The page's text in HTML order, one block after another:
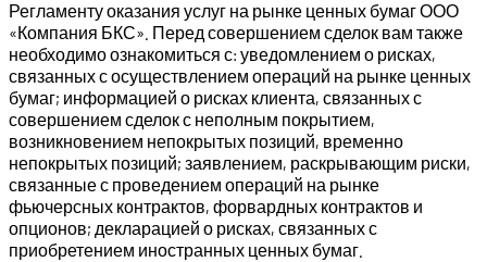
Регламенту оказания услуг на рынке ценных бумаг ООО
«Компания БКС». Перед совершением сделок вам также
необходимо ознакомиться с: уведомлением о рисках,
связанных с осуществлением операций на рынке ценных
бумаг; информацией о рисках клиента, связанных с
совершением сделок с неполным покрытием,
возникновением непокрытых позиций, временно
непокрытых позиций; заявлением, раскрывающим риски,
связанные с проведением операций на рынке
фьючерсных контрактов, форвардных контрактов и
опционов; декларацией о рисках, связанных с
приобретением иностранных ценных бумаг.